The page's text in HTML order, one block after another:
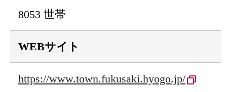
8053 世帯
WEBサイト
https://www.town.fukusaki.hyogo.jp/